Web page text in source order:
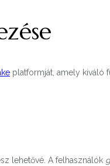
platformját, amely kiváló
lehetővé. A felhasználók